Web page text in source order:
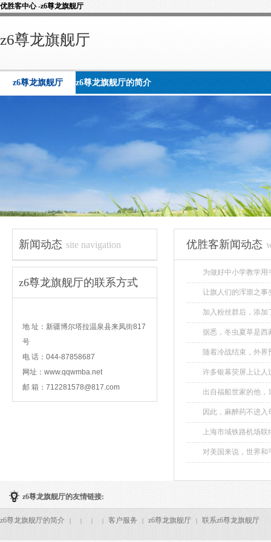
优胜客中心 -z6尊龙旗舰厅
z6尊龙旗舰厅
z6尊龙旗舰厅 z6尊龙旗舰厅的简介
新闻动态 site navigation
z6尊龙旗舰厅的联系方式
地 址：新疆博尔塔拉温泉县来凤街817
号
电 话：044-87858687
网址：www.qqwmba.net
邮 箱： 712281578@817.com
优胜客新闻动态
为做好中小学教学用
让旗人们的浑噩之事
加入粉丝群后，添加
据悉，冬虫夏草是西
随着冷战结束，外
许多银幕荧屏上让人
出自福船世家的他，
条福船。...
因此，麻醉药不进
也就不会因此影响智
上海市域铁路机场
对美国来说，世界和
z6尊龙旗舰厅的友情链接:
z6尊龙旗舰厅的简介 | | | | 客户服务 | z6尊龙旗舰厅 | 联系z6尊龙旗舰厅